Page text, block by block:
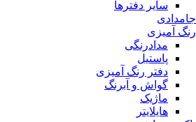
سایر دفترها
جامدادی
رنگ آمیزی
مدادرنگی
پاستیل
دفتر رنگ آمیزی
گواش و آبرنگ
ماژیک
هایلایتر